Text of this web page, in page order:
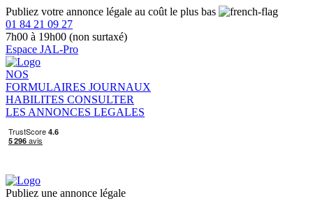
Publiez votre annonce légale au coût le plus bas
01 84 21 09 27
7h00 à 19h00 (non surtaxé)
Espace JAL-Pro
NOS
FORMULAIRES JOURNAUX
HABILITES CONSULTER
LES ANNONCES LEGALES
Publiez une annonce légale